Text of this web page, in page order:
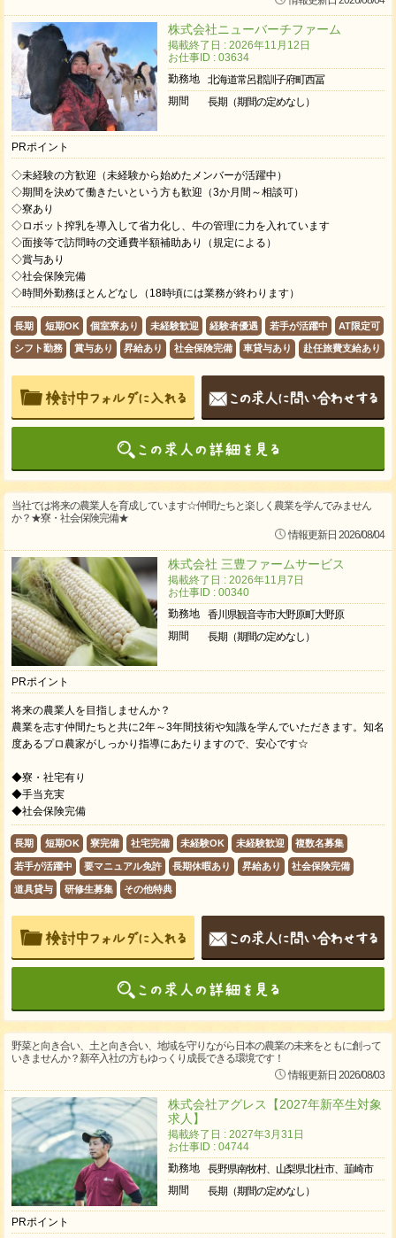
株式会社ニューバーチファーム
掲載終了日 : 2026年11月12日
お仕事ID : 03634
勤務地
北海道常呂郡訓子府町西冨
期間
長期（期間の定めなし）
PRポイント
◇未経験の方歓迎（未経験から始めたメンバーが活躍中）
◇期間を決めて働きたいという方も歓迎（3か月間～相談可）
◇寮あり
◇ロボット搾乳を導入して省力化し、牛の管理に力を入れています
◇面接等で訪問時の交通費半額補助あり（規定による）
◇賞与あり
◇社会保険完備
◇時間外勤務ほとんどなし（18時頃には業務が終わります）
長期 短期OK 個室寮あり 未経験歓迎 経験者優遇 若手が活躍中 AT限定可
シフト勤務 賞与あり 昇給あり 社会保険完備 車貸与あり 赴任旅費支給あり
当社では将来の農業人を育成しています☆仲間たちと楽しく農業を学んでみません
か？★寮・社会保険完備★
情報更新日 2026/08/04
株式会社 三豊ファームサービス
掲載終了日 : 2026年11月7日
お仕事ID : 00340
勤務地
香川県観音寺市大野原町大野原
期間
長期（期間の定めなし）
PRポイント
将来の農業人を目指しませんか？
農業を志す仲間たちと共に2年～3年間技術や知識を学んでいただきます。知名
度あるプロ農家がしっかり指導にあたりますので、安心です☆
◆寮・社宅有り
◆手当充実
◆社会保険完備
長期 短期OK 寮完備 社宅完備 未経験OK 未経験歓迎 複数名募集
若手が活躍中 要マニュアル免許 長期休暇あり 昇給あり 社会保険完備
道具貸与 研修生募集 その他特典
野菜と向き合い、土と向き合い、地域を守りながら日本の農業の未来をともに創って
いきませんか？新卒入社の方もゆっくり成長できる環境です！
情報更新日 2026/08/03
株式会社アグレス【2027年新卒生対象
求人】
掲載終了日 : 2027年3月31日
お仕事ID : 04744
勤務地
長野県南牧村、山梨県北杜市、韮崎市
期間
長期（期間の定めなし）
PRポイント